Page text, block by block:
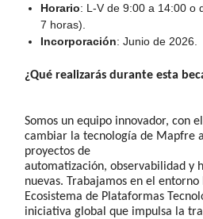
Horario: L-V de 9:00 a 14:00 o
7 horas).
Incorporación: Junio de 2026.
¿Qué realizarás durante esta
Somos un equipo innovador, con
cambiar la tecnología de Mapfre
proyectos de
automatización, observabilidad y
nuevas. Trabajamos en el entorno
Ecosistema de Plataformas
iniciativa global que impulsa la